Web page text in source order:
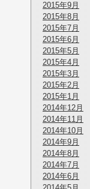
2015年9月
2015年8月
2015年7月
2015年6月
2015年5月
2015年4月
2015年3月
2015年2月
2015年1月
2014年12月
2014年11月
2014年10月
2014年9月
2014年8月
2014年7月
2014年6月